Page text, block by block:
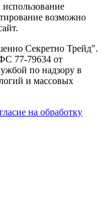
возможно
Секретно Трейд".
77-79634 от
по надзору в
и массовых
на обработку